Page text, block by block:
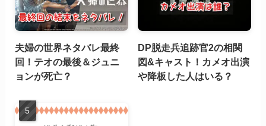
夫婦の世界ネタバレ最終
回！テオの最後＆ジュニ
ョンが死亡？
DP脱走兵追跡官2の相関
図&キャスト！カメオ出演
や降板した人はいる？